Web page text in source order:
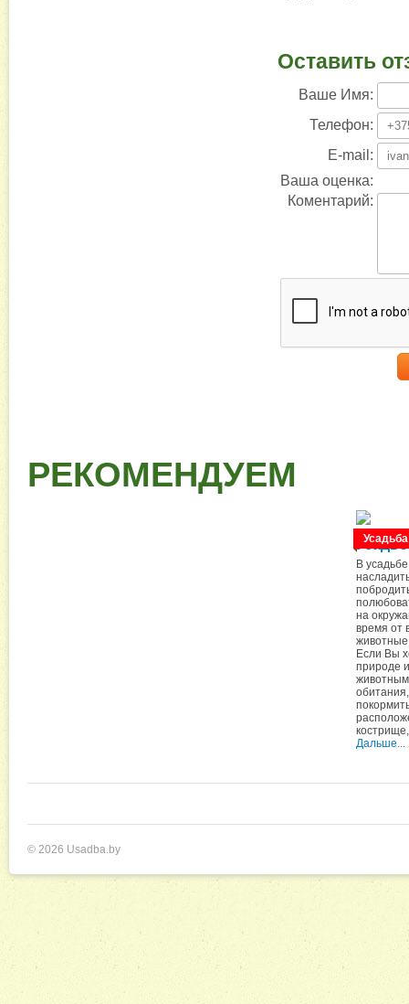
Оставить
Ваше Имя:
Телефон:
E-mail:
Ваша оценка:
Коментарий:
РЕКОМЕНДУЕМ
В
на
время от
Если Вы
природе
Дальше...
© 2026 Usadba.by